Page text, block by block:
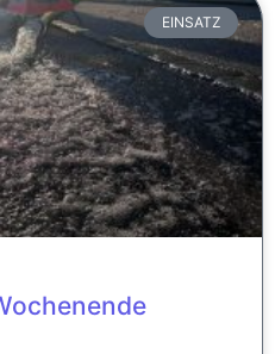
EINSATZ